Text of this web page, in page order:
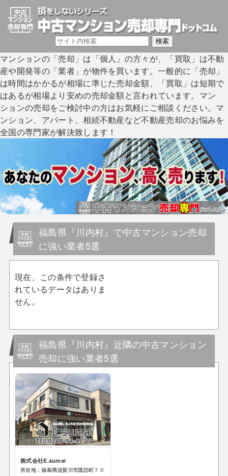
マンションの「売却」は「個人」の方々が、「買取」は不動
産や開発等の「業者」が物件を買います。一般的に「売却」
は時間はかかるが相場に準じた売却金額、「買取」は短期で
はあるが相場より安めの売却金額と言われています。マン
ションの売却をご検討中の方はお気軽にご相談ください。マ
ンション、アパート、相続不動産など不動産売却のお悩みを
全国の専門家が解決致します！
福島県『川内村』で中古マンション売却
に強い業者5選
現在、この条件で登録さ
れているデータはありま
せん。
福島県『川内村』近隣の中古マンション
売却に強い業者5選
株式会社E.sumai
所在地：福島県須賀川市諏訪町７０